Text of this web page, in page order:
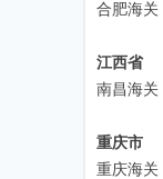
合肥海关
江西省
南昌海关
重庆市
重庆海关